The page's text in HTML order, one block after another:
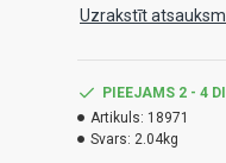
Uzrakstīt
PIEEJAMS 2 - 4
Artikuls: 18971
Svars: 2.04kg